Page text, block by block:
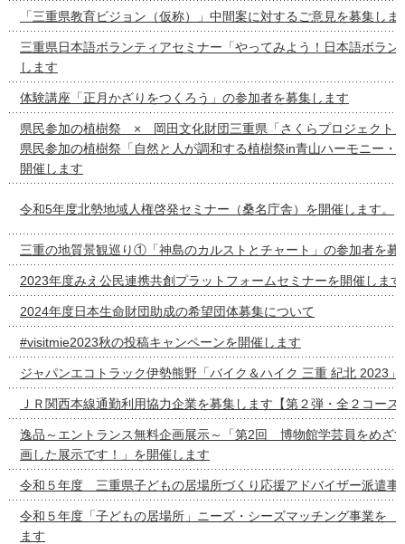
「三重県教育ビジョン（仮称）」中間案に対するご意見を募集しま
三重県日本語ボランティアセミナー「やってみよう！日本語ボラン
します
体験講座「正月かざりをつくろう」の参加者を募集します
県民参加の植樹祭 × 岡田文化財団三重県「さくらプロジェクト
県民参加の植樹祭「自然と人が調和する植樹祭in青山ハーモニー・
開催します
令和5年度北勢地域人権啓発セミナー（桑名庁舎）を開催します。
三重の地質景観巡り①「神島のカルストとチャート」の参加者を募
2023年度みえ公民連携共創プラットフォームセミナーを開催します
2024年度日本生命財団助成の希望団体募集について
#visitmie2023秋の投稿キャンペーンを開催します
ジャパンエコトラック伊勢熊野「バイク＆ハイク 三重 紀北 2023
ＪＲ関西本線通勤利用協力企業を募集します【第２弾・全２コース
逸品～エントランス無料企画展示～「第2回 博物館学芸員をめざ
画した展示です！」を開催します
令和５年度 三重県子どもの居場所づくり応援アドバイザー派遣事
令和５年度「子どもの居場所」ニーズ・シーズマッチング
ます